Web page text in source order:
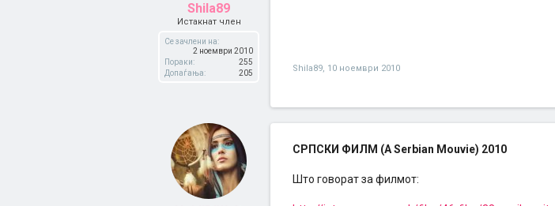
Shila89
Истакнат член
Се зачлени на:
2 ноември 2010
Пораки:
255
Допаѓања:
205 Shila89, 10 ноември 2010
СРПСКИ ФИЛМ (A Serbian Mouvie) 2010
Што говорат за филмот: